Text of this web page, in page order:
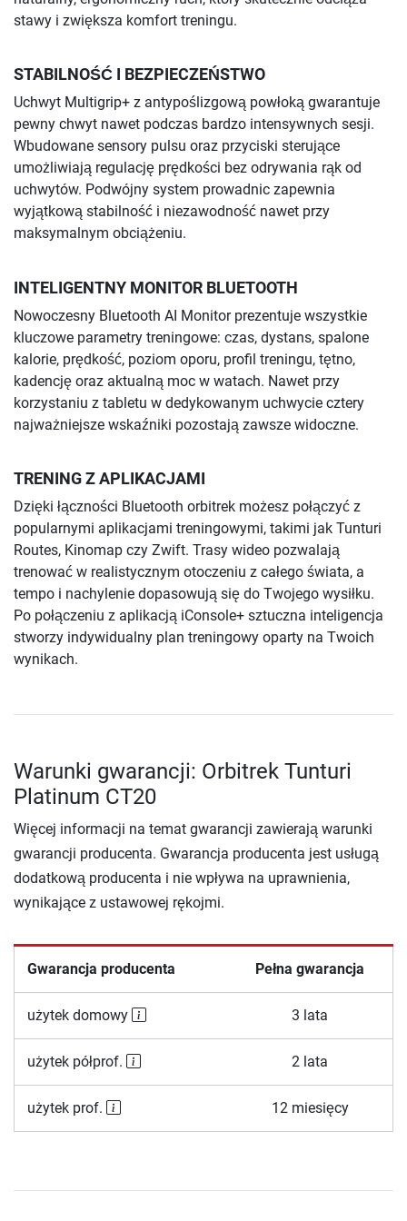
stawy i zwiększa komfort treningu.
STABILNOŚĆ I BEZPIECZEŃSTWO
Uchwyt Multigrip+ z antypoślizgową powłoką gwarantuje
pewny chwyt nawet podczas bardzo intensywnych sesji.
Wbudowane sensory pulsu oraz przyciski sterujące
umożliwiają regulację prędkości bez odrywania rąk od
uchwytów. Podwójny system prowadnic zapewnia
wyjątkową stabilność i niezawodność nawet przy
maksymalnym obciążeniu.
INTELIGENTNY MONITOR BLUETOOTH
Nowoczesny Bluetooth AI Monitor prezentuje wszystkie
kluczowe parametry treningowe: czas, dystans, spalone
kalorie, prędkość, poziom oporu, profil treningu, tętno,
kadencję oraz aktualną moc w watach. Nawet przy
korzystaniu z tabletu w dedykowanym uchwycie cztery
najważniejsze wskaźniki pozostają zawsze widoczne.
TRENING Z APLIKACJAMI
Dzięki łączności Bluetooth orbitrek możesz połączyć z
popularnymi aplikacjami treningowymi, takimi jak Tunturi
Routes, Kinomap czy Zwift. Trasy wideo pozwalają
trenować w realistycznym otoczeniu z całego świata, a
tempo i nachylenie dopasowują się do Twojego wysiłku.
Po połączeniu z aplikacją iConsole+ sztuczna inteligencja
stworzy indywidualny plan treningowy oparty na Twoich
wynikach.
Warunki gwarancji: Orbitrek Tunturi
Platinum CT20
Więcej informacji na temat gwarancji zawierają warunki
gwarancji producenta. Gwarancja producenta jest usługą
dodatkową producenta i nie wpływa na uprawnienia,
wynikające z ustawowej rękojmi.
Gwarancja producenta Pełna gwarancja
użytek domowy 3 lata
użytek półprof. 2 lata
użytek prof. 12 miesięcy